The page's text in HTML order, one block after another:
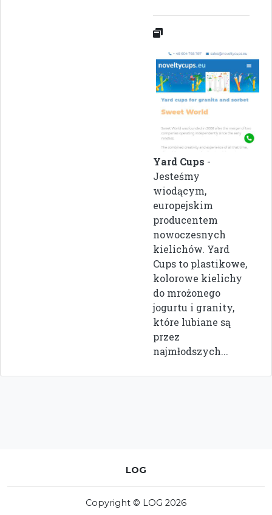
Yard Cups -
Jesteśmy
wiodącym,
europejskim
producentem
nowoczesnych
kielichów. Yard
Cups to plastikowe,
kolorowe kielichy
do mrożonego
jogurtu i granity,
które lubiane są
przez
najmłodszych...
LOG
Copyright © LOG 2026